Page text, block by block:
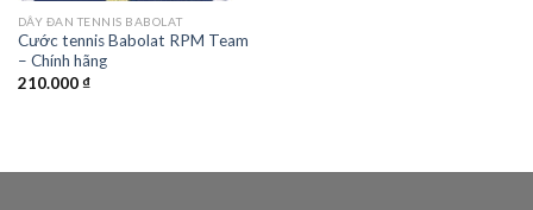
DÂY ĐAN TENNIS BABOLAT
Cước tennis Babolat RPM Team
– Chính hãng
210.000₫